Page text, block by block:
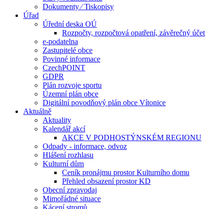
Dokumenty ⁄ Tiskopisy
Úřad
Úřední deska OÚ
Rozpočty, rozpočtová opatření, závěrečný účet
e-podatelna
Zastupitelé obce
Povinné informace
CzechPOINT
GDPR
Plán rozvoje sportu
Územní plán obce
Digitální povodňový plán obce Vítonice
Aktuálně
Aktuality
Kalendář akcí
AKCE V PODHOSTÝNSKÉM REGIONU
Odpady - informace, odvoz
Hlášení rozhlasu
Kulturní dům
Ceník pronájmu prostor Kulturního domu
Přehled obsazení prostor KD
Obecní zpravodaj
Mimořádné situace
Kácení stromů